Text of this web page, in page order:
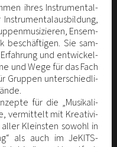
ihres Instru­men­tal­
Ensem­
beschäf­ti­gen. Sie sam­
und ent­wi­ckel­
und Wege für das Fach
Grup­pen unter­schied­li­
für die „Musi­ka­li­
ver­mit­telt mit Krea­ti­vi­
Kleins­ten sowohl in
als auch im JeKITS-